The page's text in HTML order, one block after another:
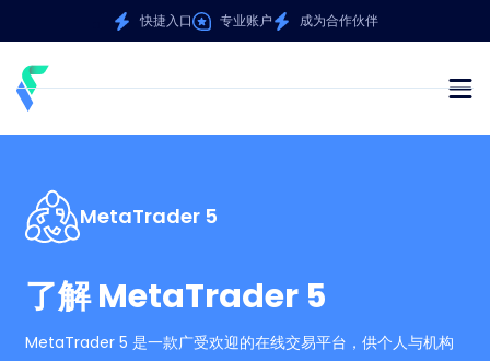
快捷入口 专业账户 成为合作伙伴
MetaTrader 5
了解 MetaTrader 5
MetaTrader 5 是一款广受欢迎的在线交易平台，供个人与机构